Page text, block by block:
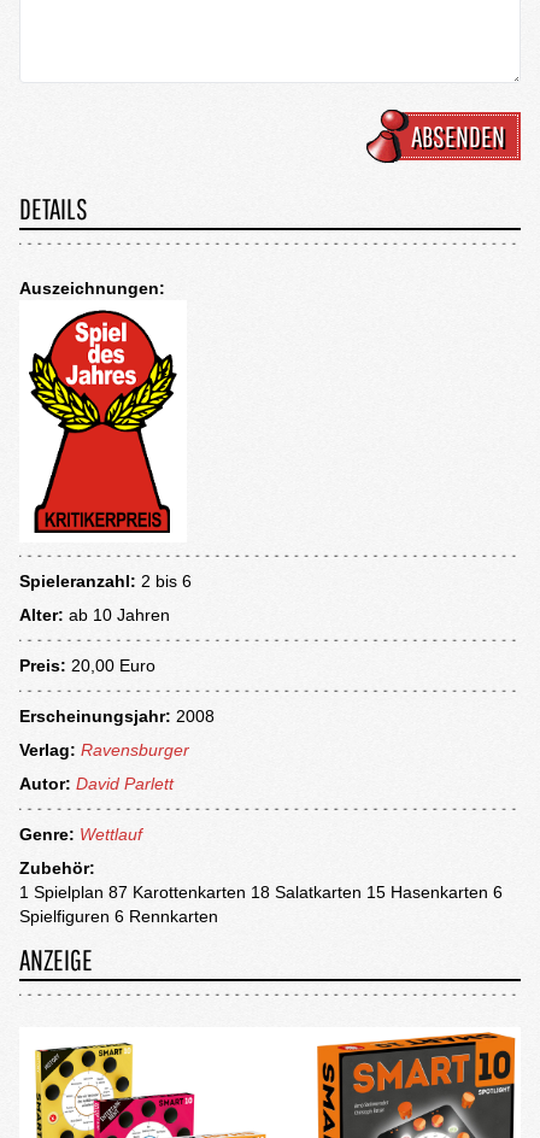
ABSENDEN
DETAILS
Auszeichnungen:
Spieleranzahl: 2 bis 6
Alter: ab 10 Jahren
Preis: 20,00 Euro
Erscheinungsjahr: 2008
Verlag: Ravensburger
Autor: David Parlett
Genre: Wettlauf
Zubehör:
1 Spielplan 87 Karottenkarten 18 Salatkarten 15 Hasenkarten 6
Spielfiguren 6 Rennkarten
ANZEIGE